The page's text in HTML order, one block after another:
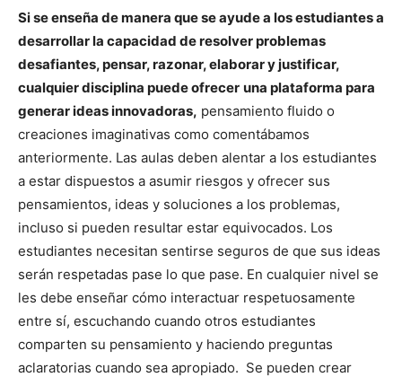
Si se enseña de manera que se ayude a los estudiantes a
desarrollar la capacidad de resolver problemas
desafiantes, pensar, razonar, elaborar y justificar,
cualquier disciplina puede ofrecer una plataforma para
generar ideas innovadoras, pensamiento fluido o
creaciones imaginativas como comentábamos
anteriormente. Las aulas deben alentar a los estudiantes
a estar dispuestos a asumir riesgos y ofrecer sus
pensamientos, ideas y soluciones a los problemas,
incluso si pueden resultar estar equivocados. Los
estudiantes necesitan sentirse seguros de que sus ideas
serán respetadas pase lo que pase. En cualquier nivel se
les debe enseñar cómo interactuar respetuosamente
entre sí, escuchando cuando otros estudiantes
comparten su pensamiento y haciendo preguntas
aclaratorias cuando sea apropiado. Se pueden crear